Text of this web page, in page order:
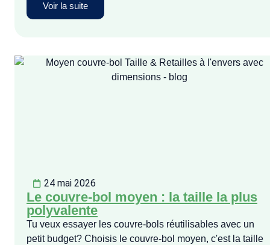
Voir la suite
24 mai 2026
Le couvre-bol moyen : la taille la plus
polyvalente
Tu veux essayer les couvre-bols réutilisables avec un
petit budget? Choisis le couvre-bol moyen, c'est la taille